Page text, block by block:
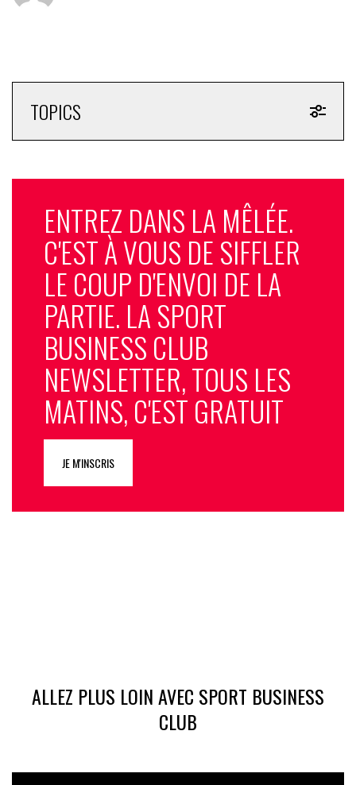
TOPICS
ENTREZ DANS LA MÊLÉE.
C'EST À VOUS DE SIFFLER
LE COUP D'ENVOI DE LA
PARTIE. LA SPORT
BUSINESS CLUB
NEWSLETTER, TOUS LES
MATINS, C'EST GRATUIT
JE M'INSCRIS
ALLEZ PLUS LOIN AVEC SPORT BUSINESS
CLUB